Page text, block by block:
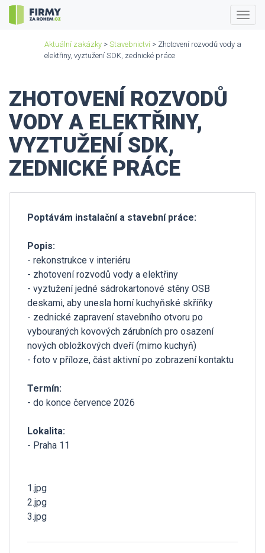
Aktuální zakázky > Stavebnictví > Zhotovení rozvodů vody a
elektřiny, vyztužení SDK, zednické práce
ZHOTOVENÍ ROZVODŮ
VODY A ELEKTŘINY,
VYZTUŽENÍ SDK,
ZEDNICKÉ PRÁCE
Poptávám instalační a stavební práce:
Popis:
- rekonstrukce v interiéru
- zhotovení rozvodů vody a elektřiny
- vyztužení jedné sádrokartonové stěny OSB
deskami, aby unesla horní kuchyňské skříňky
- zednické zapravení stavebního otvoru po
vybouraných kovových zárubních pro osazení
nových obložkových dveří (mimo kuchyň)
- foto v příloze, část aktivní po zobrazení kontaktu
Termín:
- do konce července 2026
Lokalita:
- Praha 11
1.jpg
2.jpg
3.jpg